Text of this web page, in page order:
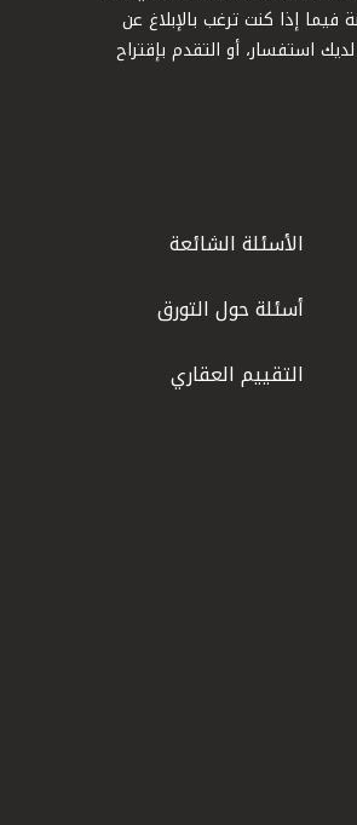
إذا كنت ترغب بالإبلاغ عن
استفسار، أو التقدم بإقتراح
الأسئلة الشائعة
أسئلة حول التورق
التقييم العقاري